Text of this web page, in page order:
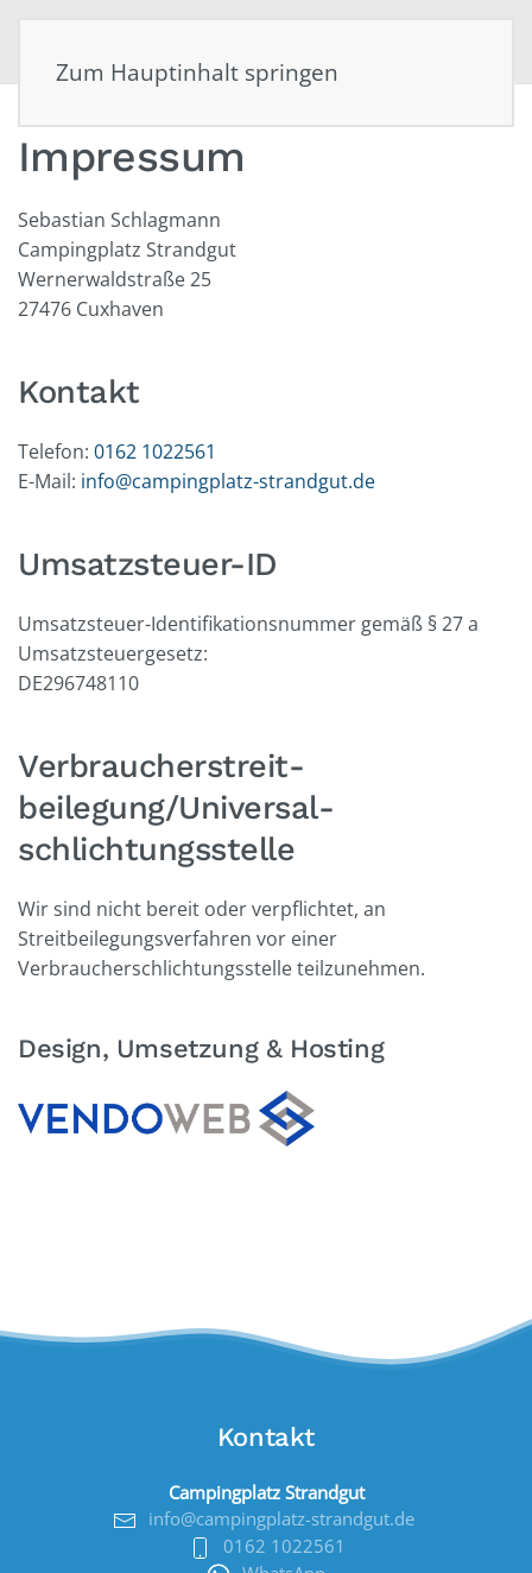
Zum Hauptinhalt springen
Impressum
Sebastian Schlagmann
Campingplatz Strandgut
Wernerwaldstraße 25
27476 Cuxhaven
Kontakt
Telefon: 0162 1022561
E-Mail: info@campingplatz-strandgut.de
Umsatzsteuer-ID
Umsatzsteuer-Identifikationsnummer gemäß § 27 a
Umsatzsteuergesetz:
DE296748110
Verbraucher­streit­
beilegung/Universal­
schlichtungs­stelle
Wir sind nicht bereit oder verpflichtet, an
Streitbeilegungsverfahren vor einer
Verbraucherschlichtungsstelle teilzunehmen.
Design, Umsetzung & Hosting
Kontakt
Campingplatz Strandgut
info@campingplatz-strandgut.de
0162 1022561